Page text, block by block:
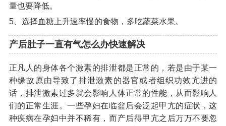
量也要降低。
5、选择血糖上升速率慢的食物，多吃蔬菜水果。
产后肚子一直有气怎么办快速解决
正凡人的身体各个激素的排泄都是正常的，若是由于某一
种缘故原由导致了排泄激素的器官或者组织功效亢进的
话，排泄激素过多就会影响人体正常的性能，从而影响人
们的正常生涯。一些孕妇在临盆后会泛起甲亢的症状，这
种疾病在孕妇中并不稀有，而产后得甲亢之后万万不要忽